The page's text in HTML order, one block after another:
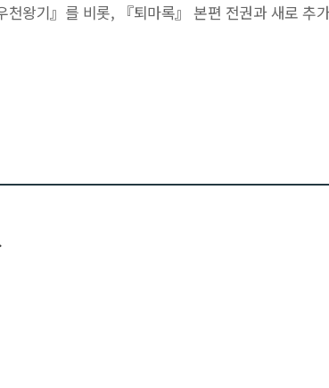
왕기』를 비롯, 『퇴마록』 본편 전권과 새로